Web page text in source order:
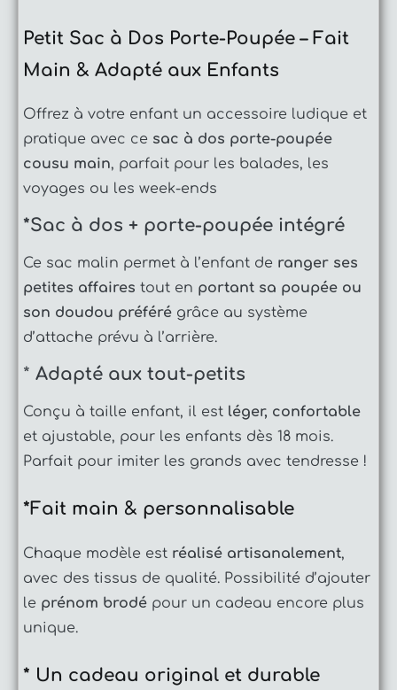
Petit Sac à Dos Porte-Poupée – Fait
Main & Adapté aux Enfants
Offrez à votre enfant un accessoire ludique et
pratique avec ce sac à dos porte-poupée
cousu main, parfait pour les balades, les
voyages ou les week-ends
*Sac à dos + porte-poupée intégré
Ce sac malin permet à l’enfant de ranger ses
petites affaires tout en portant sa poupée ou
son doudou préféré grâce au système
d’attache prévu à l’arrière.
* Adapté aux tout-petits
Conçu à taille enfant, il est léger, confortable
et ajustable, pour les enfants dès 18 mois.
Parfait pour imiter les grands avec tendresse !
*Fait main & personnalisable
Chaque modèle est réalisé artisanalement,
avec des tissus de qualité. Possibilité d’ajouter
le prénom brodé pour un cadeau encore plus
unique.
* Un cadeau original et durable